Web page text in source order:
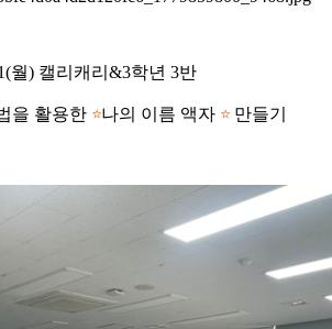
월) 캘리캐리&3학년 3반
을 활용한 ⭐나의 이름 액자 ⭐ 만들기